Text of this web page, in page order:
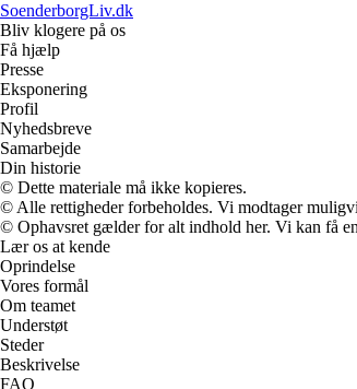
SoenderborgLiv.dk
Bliv klogere på os
Få hjælp
Presse
Eksponering
Profil
Nyhedsbreve
Samarbejde
Din historie
© Dette materiale må ikke kopieres.
© Alle rettigheder forbeholdes. Vi modtager
© Ophavsret gælder for alt indhold her. Vi kan få
Lær os at kende
Oprindelse
Vores formål
Om teamet
Understøt
Steder
Beskrivelse
FAQ